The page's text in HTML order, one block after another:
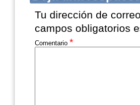
Tu dirección de
campos obligatorios
Comentario *